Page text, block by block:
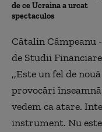
de ce Ucraina a urcat
spectaculos
⁠Cătalin Câmpeanu
de Studii Financiare
,,Este un fel de
provocări
vedem ca atare.
instrument. Nu este